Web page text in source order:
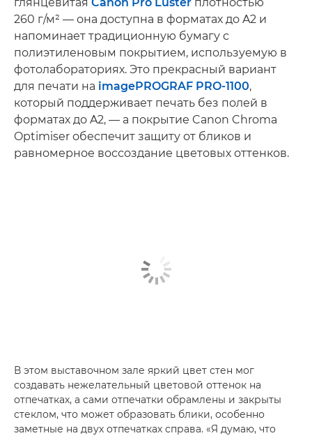
260 г/м² — она доступна в форматах до A2 и
напоминает традиционную бумагу с
полиэтиленовым покрытием, используемую в
фотолабораториях. Это прекрасный вариант
для печати на imagePROGRAF PRO-1100,
который поддерживает печать без полей в
форматах до A2, — а покрытие Canon Chroma
Optimiser обеспечит защиту от бликов и
равномерное воссоздание цветовых оттенков.
В этом выставочном зале яркий цвет стен мог
создавать нежелательный цветовой оттенок на
отпечатках, а сами отпечатки обрамлены и закрыты
стеклом, что может образовать блики, особенно
заметные на двух отпечатках справа. «Я думаю, что